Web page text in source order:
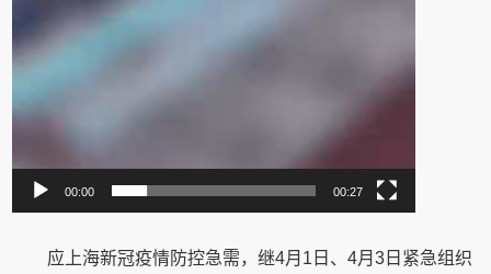
00:00 00:27
应上海新冠疫情防控急需，继4月1日、4月3日紧急组织